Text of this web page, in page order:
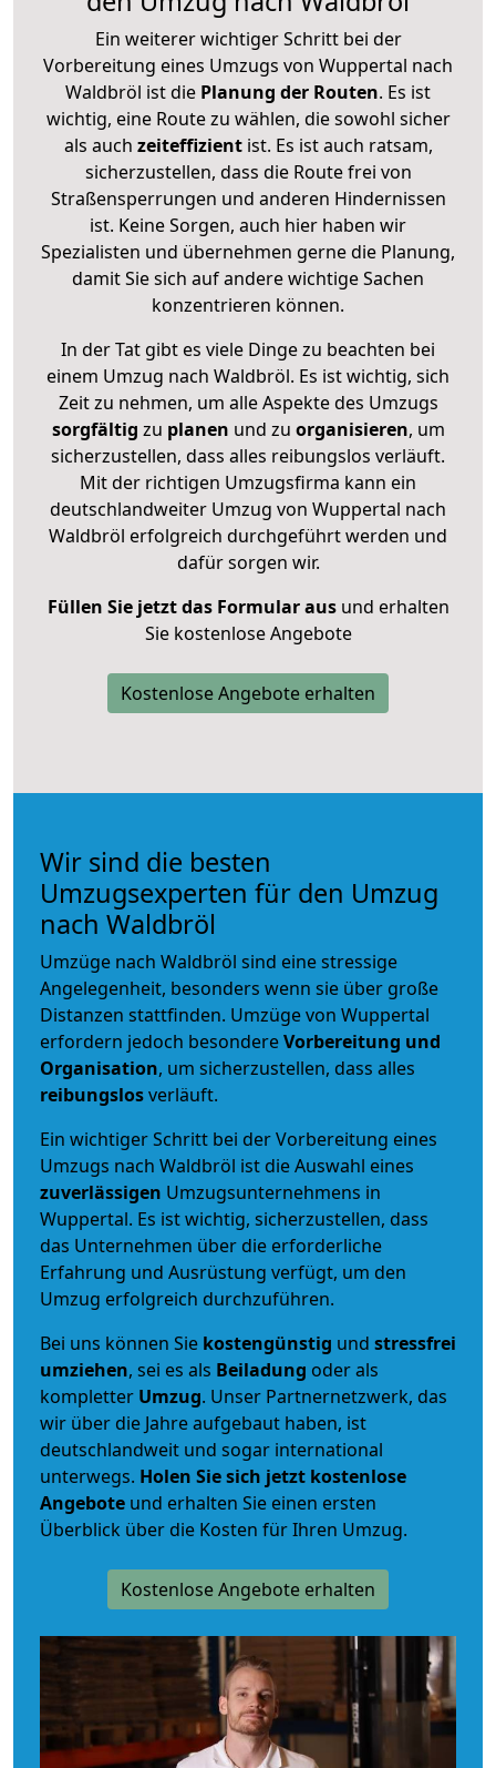
Ein weiterer wichtiger Schritt bei der
Vorbereitung eines Umzugs von Wuppertal nach
Waldbröl ist die Planung der Routen. Es ist
wichtig, eine Route zu wählen, die sowohl sicher
als auch zeiteffizientist. Es ist auch ratsam,
sicherzustellen, dass die Route frei von
Straßensperrungen und anderen Hindernissen
ist. Keine Sorgen, auch hier haben wir
Spezialisten und übernehmen gerne die Planung,
damit Sie sich auf andere wichtige Sachen
konzentrieren können.
In der Tat gibt es viele Dinge zu beachten bei
einem Umzug nach Waldbröl. Es ist wichtig, sich
Zeit zu nehmen, um alle Aspekte des Umzugs
sorgfältig zu planen und zu organisieren, um
sicherzustellen, dass alles reibungslos verläuft.
Mit der richtigen Umzugsfirma kann ein
deutschlandweiter Umzug von Wuppertal nach
Waldbröl erfolgreich durchgeführt werden und
dafür sorgen wir.
Füllen Sie jetzt das Formular ausund erhalten
Sie kostenlose Angebote
Kostenlose Angebote erhalten
Wir sind die besten
Umzugsexperten für den Umzug
nach Waldbröl
Umzüge nach Waldbröl sind eine stressige
Angelegenheit, besonders wenn sie über große
Distanzen stattfinden. Umzüge von Wuppertal
erfordern jedoch besondereVorbereitung und
Organisation, um sicherzustellen, dass alles
reibungslosverläuft.
Ein wichtiger Schritt bei der Vorbereitung eines
Umzugs nach Waldbröl ist die Auswahl eines
zuverlässigen Umzugsunternehmens in
Wuppertal. Es ist wichtig, sicherzustellen, dass
das Unternehmen über die erforderliche
Erfahrung und Ausrüstung verfügt, um den
Umzug erfolgreich durchzuführen.
Bei uns können Sie kostengünstig und stressfrei
umziehen, sei es als Beiladung oder als
kompletter Umzug. Unser Partnernetzwerk, das
wir über die Jahre aufgebaut haben, ist
deutschlandweit und sogar international
unterwegs. Holen Sie sich jetzt kostenlose
Angebote und erhalten Sie einen ersten
Überblick über die Kosten für Ihren Umzug.
Kostenlose Angebote erhalten